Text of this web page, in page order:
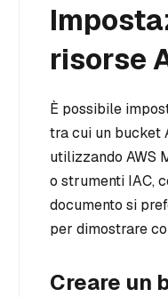
risorse
È possibile
tra cui un bucket
utilizzando AWS
o strumenti IAC,
documento si
per dimostrare
Creare un